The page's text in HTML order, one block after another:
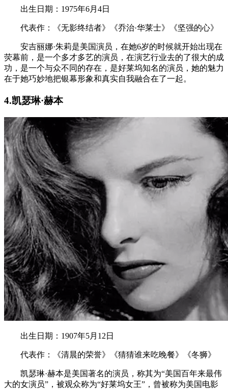
出生日期：1975年6月4日
代表作：《无影终结者》《乔治·华莱士》《坚强的心》
安吉丽娜·朱莉是美国演员，在她6岁的时候就开始出现在
荧幕前，是一个多才多艺的演员，在演艺行业去的了很大的成
功，是一个与众不同的存在，是好莱坞知名的演员，她的魅力
在于她巧妙地把银幕形象和真实自我融合在了一起。
4.凯瑟琳·赫本
出生日期：1907年5月12日
代表作：《清晨的荣誉》《猜猜谁来吃晚餐》《冬狮》
凯瑟琳·赫本是美国著名的演员，称其为“美国百年来最伟
大的女演员”，被观众称为“好莱坞女王”，曾被称为美国电影